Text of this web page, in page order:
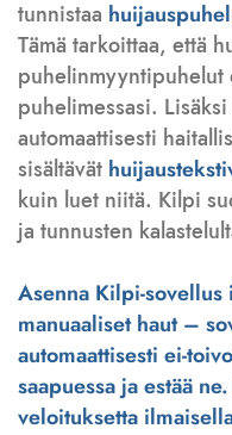
tunnistaa
Tämä tarkoittaa, että
puhelinmyyntipuhelut
puhelimessasi.
automaattisesti
sisältävät
kuin luet niitä. Kilpi
ja tunnusten
Asenna Kilpi-
manuaaliset haut –
automaattisesti ei-
saapuessa ja estää
veloituksetta